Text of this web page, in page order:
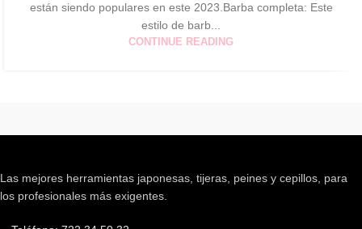
están siendo populares en este 2023.Barba completa: Este
estilo de barb...
CONTINUE READING
Las mejores herramientas japonesas, tijeras, peines y cepillos, para
los profesionales más exigentes.